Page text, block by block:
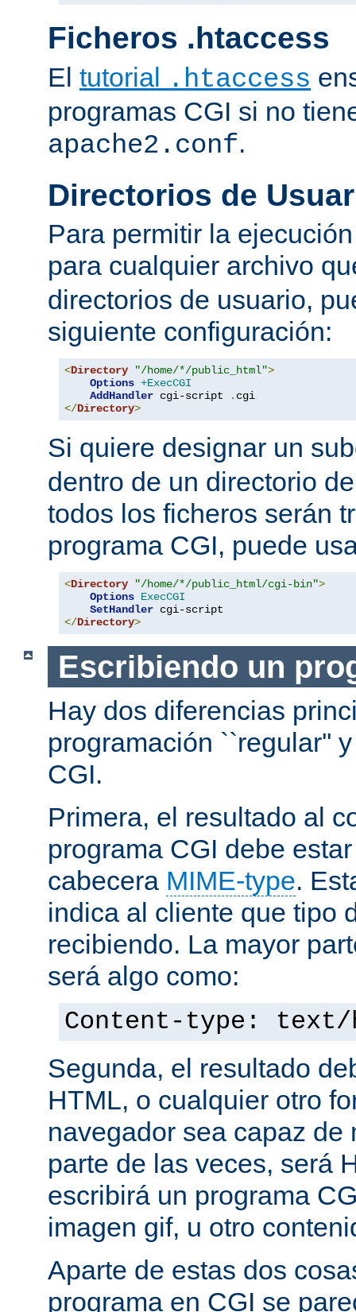
Ficheros .htaccess
El tutorial .htaccess
programas CGI si no
apache2.conf.
Directorios de
Para permitir la
para cualquier archivo
directorios de usuario,
siguiente configuración:
<Directory "/home/*/public_html">
Options +ExecCGI
AddHandler cgi-script .
</Directory>
Si quiere designar un
dentro de un directorio
todos los ficheros serán
programa CGI, puede
<Directory "/home/*/public_html/cgi-bin">
Options ExecCGI
SetHandler
</Directory>
Escribiendo un
Hay dos diferencias
programación ``regular''
CGI.
Primera, el resultado al
programa CGI debe
cabecera MIME-type.
indica al cliente que tipo
recibiendo. La mayor
será algo como:
Content-type: text/
Segunda, el resultado
HTML, o cualquier otro
navegador sea capaz de
parte de las veces, será
escribirá un programa
imagen gif, u otro
Aparte de estas dos
programa en CGI se